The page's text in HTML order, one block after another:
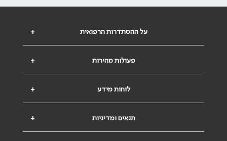
+ על ההסתדרות הרפואית
+ פעולות מהירות
+ לוחות מידע
+ תנאים ומדיניות